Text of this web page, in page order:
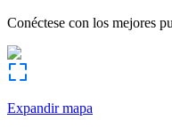
Conéctese con los mejores
Expandir mapa